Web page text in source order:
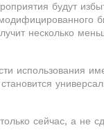
будут
несколько
использования
сейчас, а не